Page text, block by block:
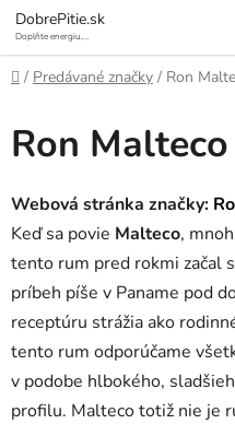
Prejsť
na
obsah
DobrePitie.sk
Doplňte energiu,
Domov
/ Predávané značky / Ron
Ron Malteco
Webová stránka značky:
Keď sa povie Malteco,
tento rum pred rokmi začal
príbeh píše v Paname pod
receptúru strážia ako
tento rum odporúčame
v podobe hlbokého,
profilu. Malteco totiž nie je